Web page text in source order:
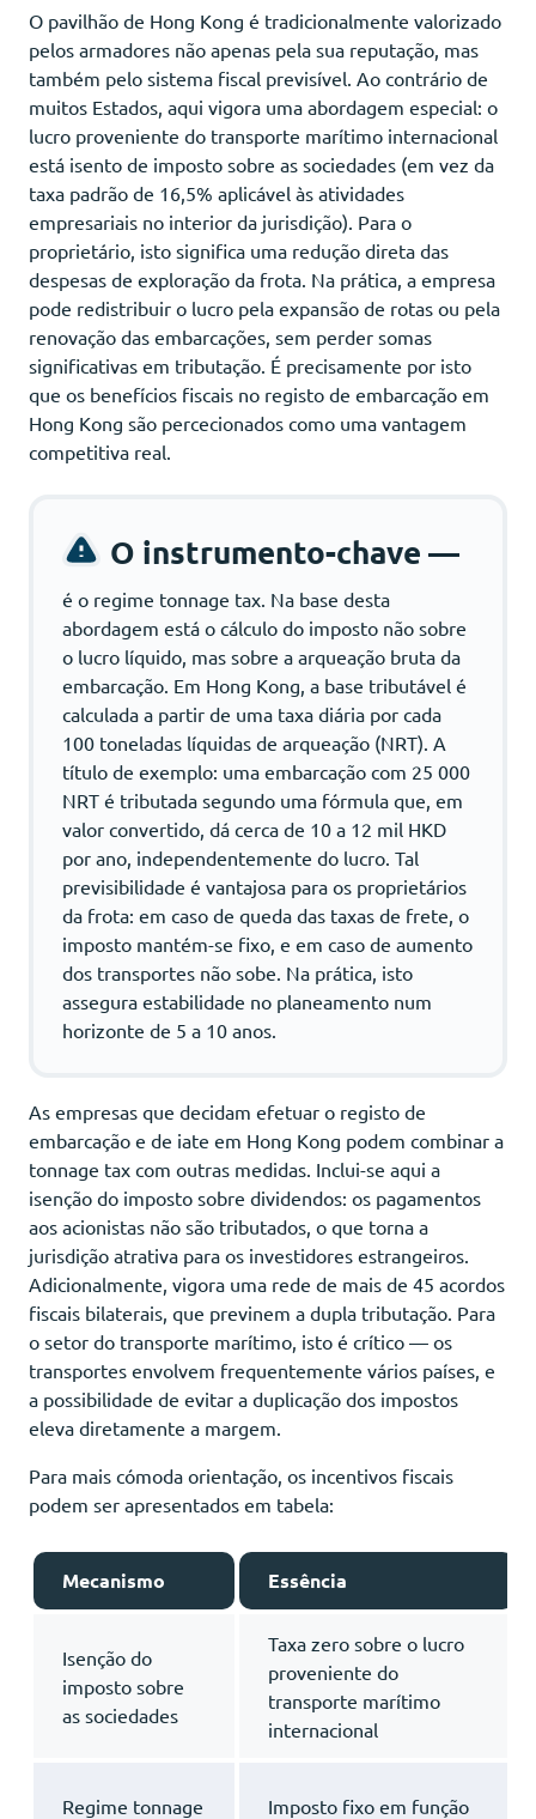
O pavilhão de Hong Kong é tradicionalmente valorizado
pelos armadores não apenas pela sua reputação, mas
também pelo sistema fiscal previsível. Ao contrário de
muitos Estados, aqui vigora uma abordagem especial: o
lucro proveniente do transporte marítimo internacional
está isento de imposto sobre as sociedades (em vez da
taxa padrão de 16,5% aplicável às atividades
empresariais no interior da jurisdição). Para o
proprietário, isto significa uma redução direta das
despesas de exploração da frota. Na prática, a empresa
pode redistribuir o lucro pela expansão de rotas ou pela
renovação das embarcações, sem perder somas
significativas em tributação. É precisamente por isto
que os benefícios fiscais no registo de embarcação em
Hong Kong são percecionados como uma vantagem
competitiva real.
O instrumento-chave —
é o regime tonnage tax. Na base desta
abordagem está o cálculo do imposto não sobre
o lucro líquido, mas sobre a arqueação bruta da
embarcação. Em Hong Kong, a base tributável é
calculada a partir de uma taxa diária por cada
100 toneladas líquidas de arqueação (NRT). A
título de exemplo: uma embarcação com 25 000
NRT é tributada segundo uma fórmula que, em
valor convertido, dá cerca de 10 a 12 mil HKD
por ano, independentemente do lucro. Tal
previsibilidade é vantajosa para os proprietários
da frota: em caso de queda das taxas de frete, o
imposto mantém-se fixo, e em caso de aumento
dos transportes não sobe. Na prática, isto
assegura estabilidade no planeamento num
horizonte de 5 a 10 anos.
As empresas que decidam efetuar o registo de
embarcação e de iate em Hong Kong podem combinar a
tonnage tax com outras medidas. Inclui-se aqui a
isenção do imposto sobre dividendos: os pagamentos
aos acionistas não são tributados, o que torna a
jurisdição atrativa para os investidores estrangeiros.
Adicionalmente, vigora uma rede de mais de 45 acordos
fiscais bilaterais, que previnem a dupla tributação. Para
o setor do transporte marítimo, isto é crítico — os
transportes envolvem frequentemente vários países, e
a possibilidade de evitar a duplicação dos impostos
eleva diretamente a margem.
Para mais cómoda orientação, os incentivos fiscais
podem ser apresentados em tabela:
Mecanismo Essência
Isenção do
imposto sobre
as sociedades
Taxa zero sobre o lucro
proveniente do
transporte marítimo
internacional
Regime tonnage
Imposto fixo em função